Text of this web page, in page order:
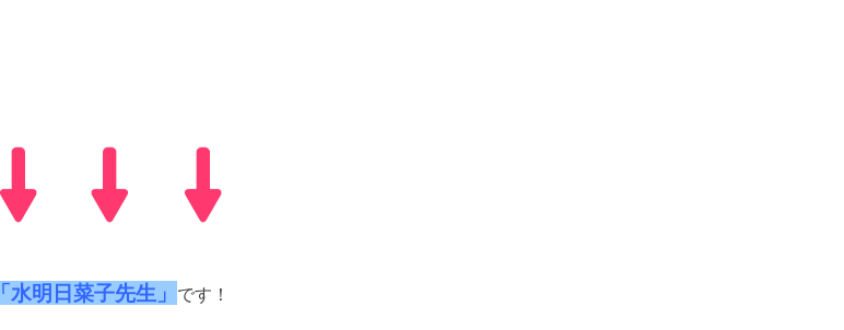
「水明日菜子先生」 です！